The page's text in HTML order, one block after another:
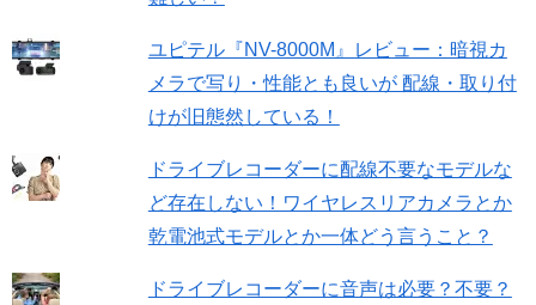
ユピテル『NV-8000M』レビュー：暗視カ
メラで写り・性能とも良いが 配線・取り付
けが旧態然している！
ドライブレコーダーに配線不要なモデルな
ど存在しない！ワイヤレスリアカメラとか
乾電池式モデルとか一体どう言うこと？
ドライブレコーダーに音声は必要？不要？